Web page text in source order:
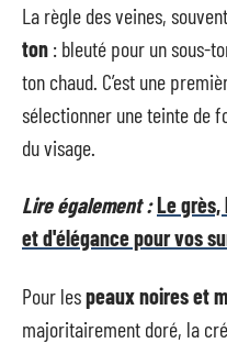
La règle des veines,
ton : bleuté pour un sous-
ton chaud. C’est une
sélectionner une teinte de
du visage.
Lire également :Le
et d'élégance pour vos
Pour lespeaux noires et
majoritairement doré, la